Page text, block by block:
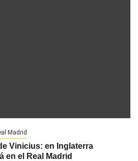
Madrid
Vinicius: en Inglaterra
en el Real Madrid